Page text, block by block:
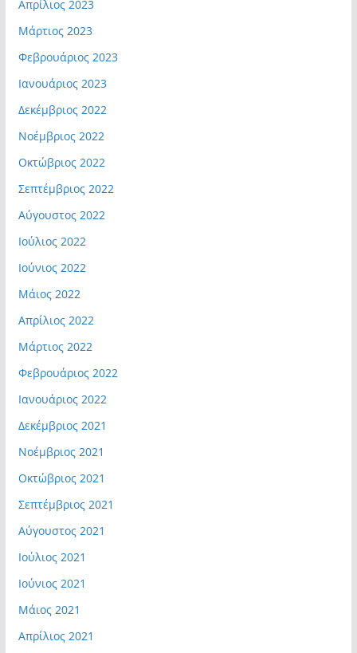
Απρίλιος 2023
Μάρτιος 2023
Φεβρουάριος 2023
Ιανουάριος 2023
Δεκέμβριος 2022
Νοέμβριος 2022
Οκτώβριος 2022
Σεπτέμβριος 2022
Αύγουστος 2022
Ιούλιος 2022
Ιούνιος 2022
Μάιος 2022
Απρίλιος 2022
Μάρτιος 2022
Φεβρουάριος 2022
Ιανουάριος 2022
Δεκέμβριος 2021
Νοέμβριος 2021
Οκτώβριος 2021
Σεπτέμβριος 2021
Αύγουστος 2021
Ιούλιος 2021
Ιούνιος 2021
Μάιος 2021
Απρίλιος 2021